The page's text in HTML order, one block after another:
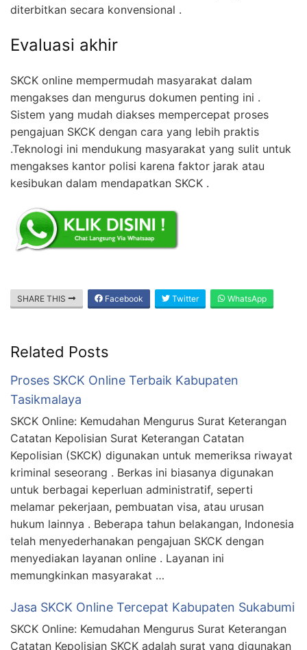
diterbitkan secara konvensional .
Evaluasi akhir
SKCK online mempermudah masyarakat dalam
mengakses dan mengurus dokumen penting ini .
Sistem yang mudah diakses mempercepat proses
pengajuan SKCK dengan cara yang lebih praktis
.Teknologi ini mendukung masyarakat yang sulit untuk
mengakses kantor polisi karena faktor jarak atau
kesibukan dalam mendapatkan SKCK .
SHARE THIS Facebook Twitter WhatsApp
Related Posts
Proses SKCK Online Terbaik Kabupaten
Tasikmalaya
SKCK Online: Kemudahan Mengurus Surat Keterangan
Catatan Kepolisian Surat Keterangan Catatan
Kepolisian (SKCK) digunakan untuk memeriksa riwayat
kriminal seseorang . Berkas ini biasanya digunakan
untuk berbagai keperluan administratif, seperti
melamar pekerjaan, pembuatan visa, atau urusan
hukum lainnya . Beberapa tahun belakangan, Indonesia
telah menyederhanakan pengajuan SKCK dengan
menyediakan layanan online . Layanan ini
memungkinkan masyarakat …
Jasa SKCK Online Tercepat Kabupaten Sukabumi
SKCK Online: Kemudahan Mengurus Surat Keterangan
Catatan Kepolisian SKCK adalah surat yang digunakan